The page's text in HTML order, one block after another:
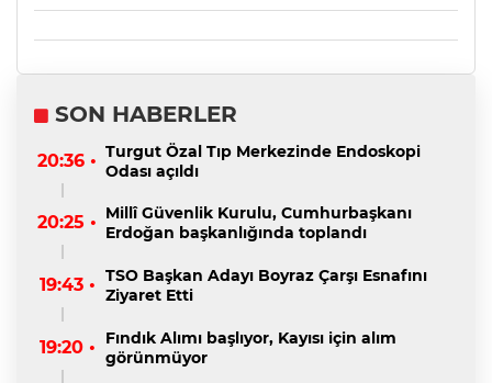
SON HABERLER
20:36 • Turgut Özal Tıp Merkezinde Endoskopi
Odası açıldı
20:25 • Millî Güvenlik Kurulu, Cumhurbaşkanı
Erdoğan başkanlığında toplandı
19:43 • TSO Başkan Adayı Boyraz Çarşı Esnafını
Ziyaret Etti
19:20 •
Fındık Alımı başlıyor, Kayısı için alım
görünmüyor